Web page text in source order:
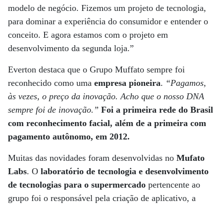
modelo de negócio. Fizemos um projeto de tecnologia,
para dominar a experiência do consumidor e entender o
conceito. E agora estamos com o projeto em
desenvolvimento da segunda loja.”
Everton destaca que o Grupo Muffato sempre foi
reconhecido como uma empresa pioneira. “Pagamos,
às vezes, o preço da inovação. Acho que o nosso DNA
sempre foi de inovação.” Foi a primeira rede do Brasil
com reconhecimento facial, além de a primeira com
pagamento autônomo, em 2012.
Muitas das novidades foram desenvolvidas no Mufato
Labs. O laboratório de tecnologia e desenvolvimento
de tecnologias para o supermercado pertencente ao
grupo foi o responsável pela criação de aplicativo, a